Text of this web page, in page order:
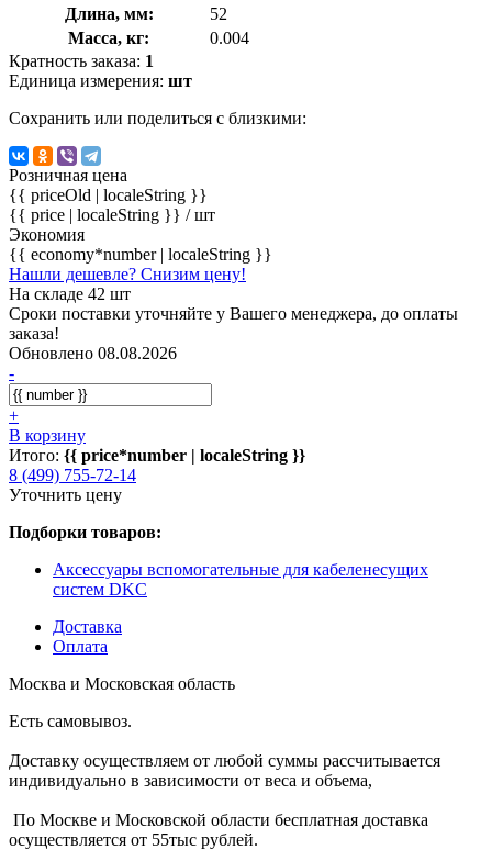
Длина, мм:
52
Масса, кг:
0.004
Кратность заказа: 1
Единица измерения: шт
Сохранить или поделиться с близкими:
Розничная цена
{{ priceOld | localeString }}
{{ price | localeString }} / шт
Экономия
{{ economy*number | localeString }}
Нашли дешевле? Снизим цену!
На складе 42 шт
Сроки поставки уточняйте у Вашего менеджера, до оплаты
заказа!
Обновлено 08.08.2026
-
+
В корзину
Итого: {{ price*number | localeString }}
8 (499) 755-72-14
Уточнить цену
Подборки товаров:
Аксессуары вспомогательные для кабеленесущих
систем DKC
Доставка
Оплата
Москва и Московская область
Есть самовывоз.
Доставку осуществляем от любой суммы рассчитывается
индивидуально в зависимости от веса и объема,
По Москве и Московской области бесплатная доставка
осуществляется от 55тыс рублей.